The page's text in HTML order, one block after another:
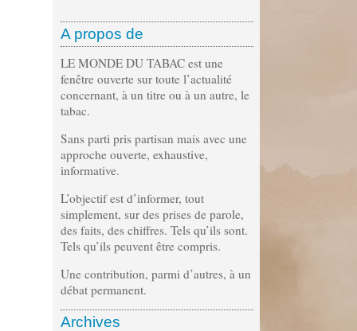
A propos de
LE MONDE DU TABAC est une
fenêtre ouverte sur toute l’actualité
concernant, à un titre ou à un autre, le
tabac.
Sans parti pris partisan mais avec une
approche ouverte, exhaustive,
informative.
L’objectif est d’informer, tout
simplement, sur des prises de parole,
des faits, des chiffres. Tels qu’ils sont.
Tels qu’ils peuvent être compris.
Une contribution, parmi d’autres, à un
débat permanent.
Archives